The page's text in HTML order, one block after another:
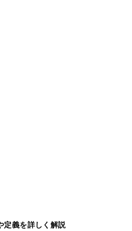
定義を詳しく解説